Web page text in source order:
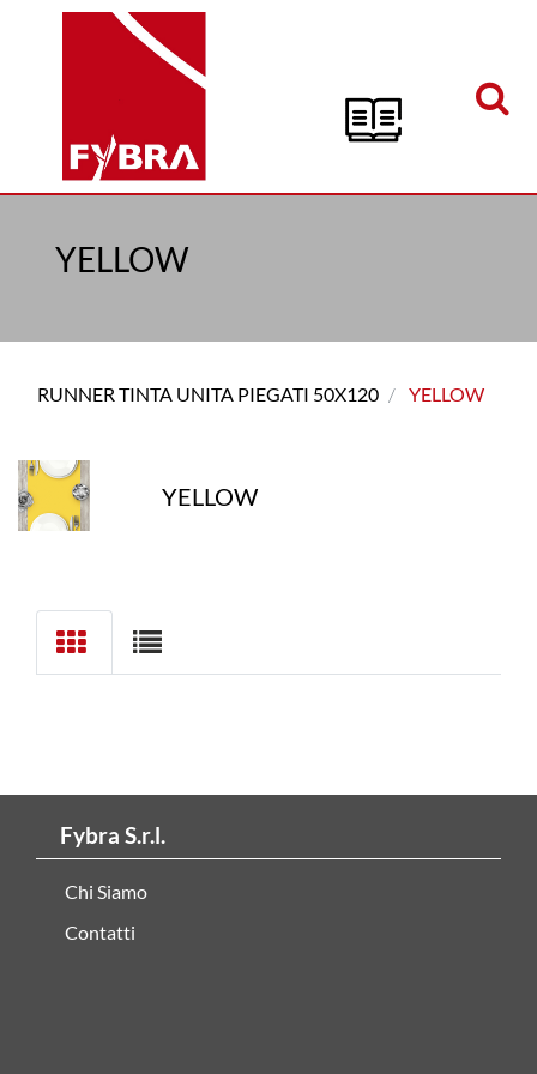
Open menu
YELLOW
RUNNER TINTA UNITA PIEGATI 50X120 YELLOW
YELLOW
Fybra S.r.l.
Chi Siamo
Contatti